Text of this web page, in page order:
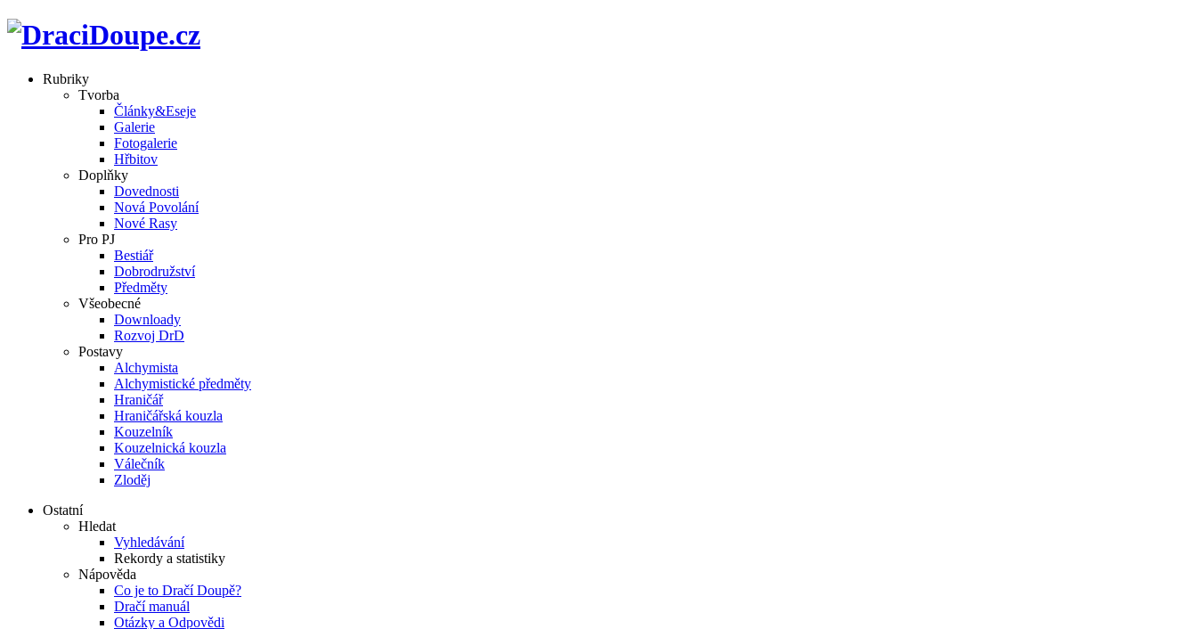
Rubriky
Tvorba
Články&Eseje
Galerie
Fotogalerie
Hřbitov
Doplňky
Dovednosti
Nová Povolání
Nové Rasy
Pro PJ
Bestiář
Dobrodružství
Předměty
Všeobecné
Downloady
Rozvoj DrD
Postavy
Alchymista
Alchymistické předměty
Hraničář
Hraničářská kouzla
Kouzelník
Kouzelnická kouzla
Válečník
Zloděj
Ostatní
Hledat
Vyhledávání
Rekordy a statistiky
Nápověda
Co je to Dračí Doupě?
Dračí manuál
Otázky a Odpovědi